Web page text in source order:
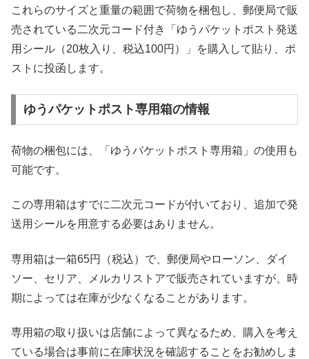
これらのサイズと重量の範囲で荷物を梱包し、郵便局で販
売されている二次元コード付き「ゆうパケットポスト発送
用シール（20枚入り、税込100円）」を購入して貼り、ポ
ストに投函します。
ゆうパケットポスト専用箱の情報
荷物の梱包には、「ゆうパケットポスト専用箱」の使用も
可能です。
この専用箱はすでに二次元コードが付いており、追加で発
送用シールを用意する必要はありません。
専用箱は一箱65円（税込）で、郵便局やローソン、ダイ
ソー、セリア、メルカリストアで販売されていますが、時
期によっては在庫が少なくなることがあります。
専用箱の取り扱いは店舗によって異なるため、購入を考え
ている場合は事前に在庫状況を確認することをお勧めしま